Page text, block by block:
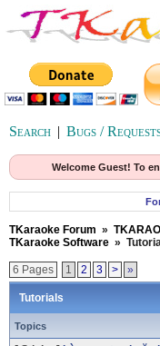
Search | Bugs /
Welcome Guest! To
TKaraoke Forum »
TKaraoke Software »
6 Pages 1 2 3 > »
Tutorials
Topics